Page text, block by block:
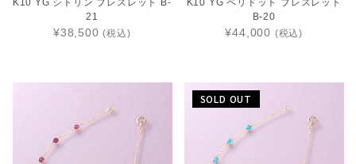
K10 YG シトリン ブレスレット B-
21
¥38,500 (税込)
K10 YG ペリドット ブレスレット
B-20
¥44,000 (税込)
SOLD OUT